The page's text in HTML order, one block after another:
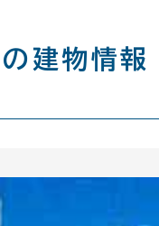
の建物情報